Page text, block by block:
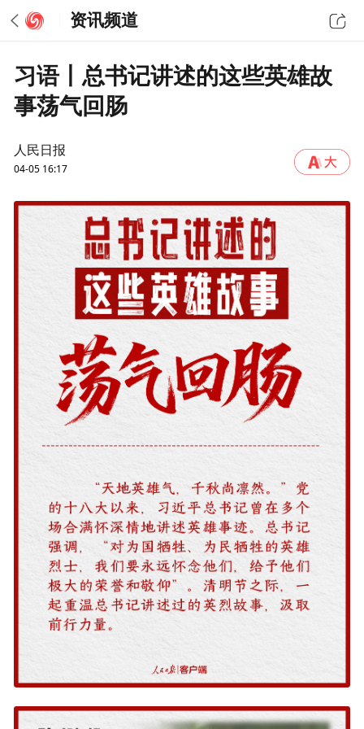
资讯频道
习语丨总书记讲述的这些英雄故
事荡气回肠
人民日报
04-05 16:17